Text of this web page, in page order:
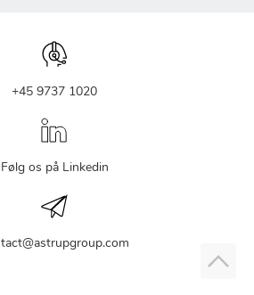
+45 9737 1020
Følg os på Linkedin